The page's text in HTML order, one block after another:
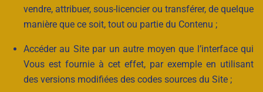
vendre, attribuer, sous-licencier ou transférer, de quelque
manière que ce soit, tout ou partie du Contenu ;
Accéder au Site par un autre moyen que l’interface qui
Vous est fournie à cet effet, par exemple en utilisant
des versions modifiées des codes sources du Site ;